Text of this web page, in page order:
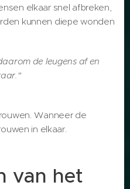
elkaar snel afbreken,
kunnen diepe wonden
de leugens af en
Wanneer de
in elkaar.
van het